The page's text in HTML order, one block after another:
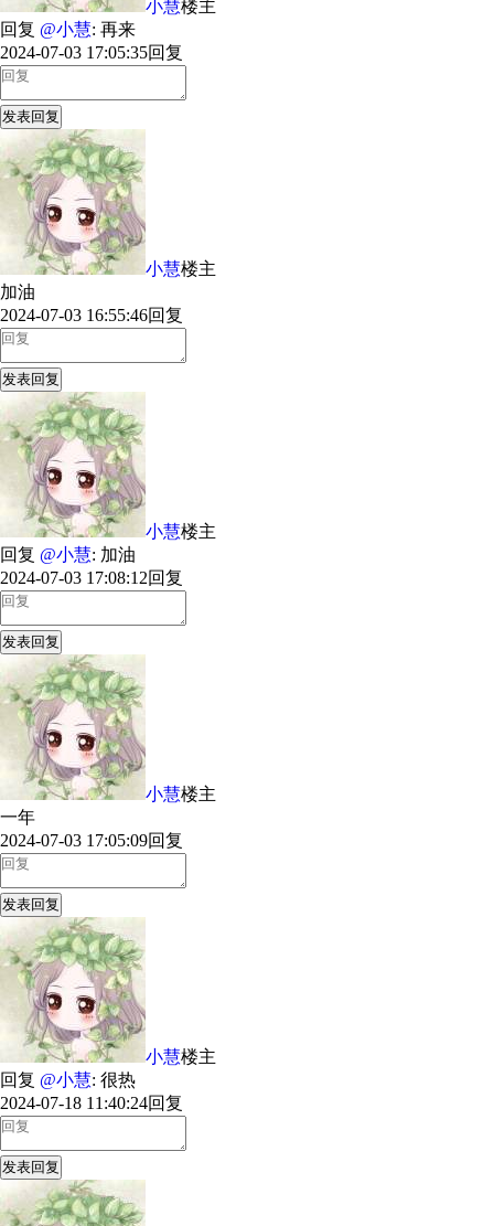
小慧楼主
回复 @小慧: 再来
2024-07-03 17:05:35回复
发表回复
小慧楼主
加油
2024-07-03 16:55:46回复
发表回复
小慧楼主
回复 @小慧: 加油
2024-07-03 17:08:12回复
发表回复
小慧楼主
一年
2024-07-03 17:05:09回复
发表回复
小慧楼主
回复 @小慧: 很热
2024-07-18 11:40:24回复
发表回复